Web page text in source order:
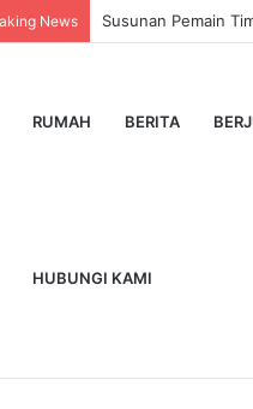
News Dutamovie21 Pro:
RUMAH BERITA
HUBUNGI KAMI